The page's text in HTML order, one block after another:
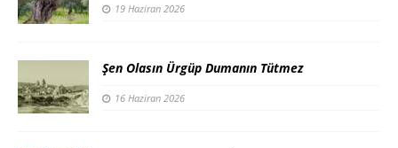
19 Haziran 2026
Şen Olasın Ürgüp Dumanın Tütmez
16 Haziran 2026